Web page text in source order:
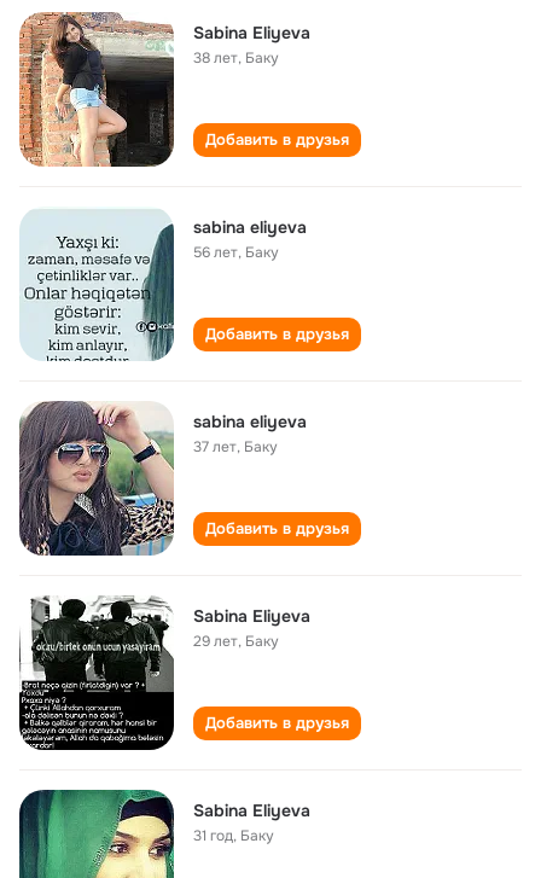
Sabina Eliyeva
38 лет, Баку
Добавить в друзья
sabina eliyeva
56 лет, Баку
Добавить в друзья
sabina eliyeva
37 лет, Баку
Добавить в друзья
Sabina Eliyeva
29 лет, Баку
Добавить в друзья
Sabina Eliyeva
31 год, Баку